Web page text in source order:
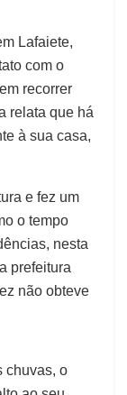
Lafaiete,
com o
recorrer
relata que há
à sua casa,
e fez um
o tempo
nesta
prefeitura
não obteve
chuvas, o